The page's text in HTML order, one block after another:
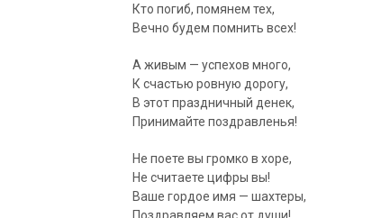
Кто погиб, помянем тех,
Вечно будем помнить всех!
А живым — успехов много,
К счастью ровную дорогу,
В этот праздничный денек,
Принимайте поздравленья!
Не поете вы громко в хоре,
Не считаете цифры вы!
Ваше гордое имя — шахтеры,
Поздравляем вас от души!